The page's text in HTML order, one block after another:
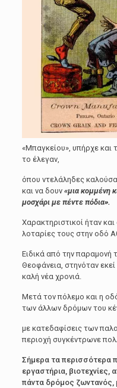
«Μπαγκείου», υπήρχε
το έλεγαν,
όπου ντελάληδες
και να δουν «μια κομμένη
μοσχάρι με πέντε πόδια».
Χαρακτηριστικοί ήταν
λοταρίες τους στην οδό
Ειδικά από την παραμονή
Θεοφάνεια, στηνόταν εκεί
καλή νέα χρονιά.
Μετά τον πόλεμο και η
των άλλων δρόμων του
με κατεδαφίσεις των
περιοχή συγκέντρωνε
Σήμερα τα περισσότερα
εργαστήρια,
πάντα δρόμος ζωντανός,